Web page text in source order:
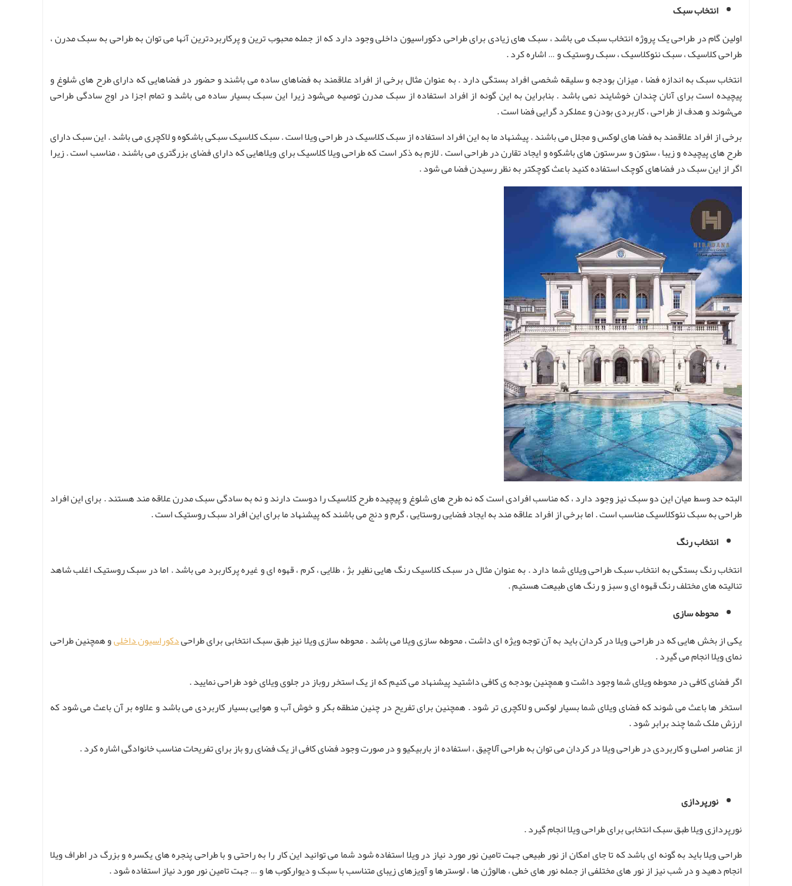
انتخاب سبک
اولین گام در طراحی یک پروژه انتخاب سبک می باشد ، سبک های زیادی برای طراحی دکوراسیون داخلی وجود دارد که از جمله محبوب ترین و پرکاربردترین آنها می توان به طراحی به سبک مدرن ،
طراحی کلاسیک ، سبک نئوکلاسیک ، سبک روستیک و … اشاره کرد .
انتخاب سبک به اندازه فضا ، میزان بودجه و سلیقه شخصی افراد بستگی دارد . به عنوان مثال برخی از افراد علاقمند به فضاهای ساده می باشند و حضور در فضاهایی که دارای طرح های شلوغ و
پیچیده است برای آنان چندان خوشایند نمی باشد . بنابراین به این گونه از افراد استفاده از سبک مدرن توصیه می‌شود زیرا این سبک بسیار ساده می باشد و تمام اجزا در اوج سادگی طراحی
می‌شوند و هدف از طراحی ، کاربردی بودن و عملکرد گرایی فضا است .
برخی از افراد علاقمند به فضا های لوکس و مجلل می باشند . پیشنهاد ما به این افراد استفاده از سبک کلاسیک در طراحی ویلا است . سبک کلاسیک سبکی باشکوه و لاکچری می باشد . این سبک دارای
طرح های پیچیده و زیبا ، ستون و سرستون های باشکوه و ایجاد تقارن در طراحی است . لازم به ذکر است که طراحی ویلا کلاسیک برای ویلاهایی که دارای فضای بزرگتری می باشند ، مناسب است . زیرا
اگر از این سبک در فضاهای کوچک استفاده کنید باعث کوچکتر به نظر رسیدن فضا می شود .
البته حد وسط میان این دو سبک نیز وجود دارد ، که مناسب افرادی است که نه طرح های شلوغ و پیچیده طرح کلاسیک را دوست دارند و نه به سادگی سبک مدرن علاقه مند هستند . برای این افراد
طراحی به سبک نئوکلاسیک مناسب است . اما برخی از افراد علاقه مند به ایجاد فضایی روستایی ، گرم و دنج می باشند که پیشنهاد ما برای این افراد سبک روستیک است .
انتخاب رنگ
انتخاب رنگ بستگی به انتخاب سبک طراحی ویلای شما دارد . به عنوان مثال در سبک کلاسیک رنگ هایی نظیر بژ ، طلایی ، کرم ، قهوه ای و غیره پرکاربرد می باشد . اما در سبک روستیک اغلب شاهد
تنالیته های مختلف رنگ قهوه ای و سبز و رنگ های طبیعت هستیم .
محوطه سازی
یکی از بخش هایی که در طراحی ویلا در کردان باید به آن توجه ویژه‌ ای داشت ، محوطه‌ سازی ویلا می باشد . محوطه سازی ویلا نیز طبق سبک انتخابی برای طراحیدکوراسیون داخلیو همچنین طراحی
نمای ویلا انجام می گیرد .
اگر فضای کافی در محوطه ویلای شما وجود داشت و همچنین بودجه ی کافی داشتید پیشنهاد می کنیم که از یک استخر روباز در جلوی ویلای خود طراحی نمایید .
استخر ها باعث می شوند که فضای ویلای شما بسیار لوکس و لاکچری تر شود . همچنین برای تفریح در چنین منطقه بکر و خوش آب و هوایی بسیار کاربردی می باشد و علاوه بر آن باعث می‌ شود که
ارزش ملک شما چند برابر شود .
از عناصر اصلی و کاربردی در طراحی ویلا در کردان می‌ توان به طراحی آلاچیق ، استفاده از باربیکیو و در صورت وجود فضای کافی از یک فضای رو باز برای تفریحات مناسب خانوادگی اشاره کرد .
نورپردازی
نورپردازی ویلا طبق سبک انتخابی برای طراحی ویلا انجام گیرد .
طراحی ویلا باید به گونه‌ ای باشد که تا جای امکان از نور طبیعی جهت تامین نور مورد نیاز در ویلا استفاده شود شما می توانید این کار را به راحتی و با طراحی پنجره های یکسره و بزرگ در اطراف ویلا
انجام دهید و در شب نیز از نور های مختلفی از جمله نور های خطی ، هالوژن‌‌ ها ، لوسترها و آویزهای زیبای متناسب با سبک و دیوارکوب ها و … جهت تامین نور مورد نیاز استفاده شود .